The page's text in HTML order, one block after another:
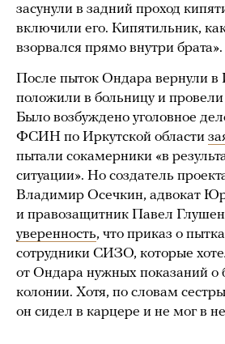
засунули в задний проход
включили его. Кипятильник,
взорвался прямо внутри брата».
После пыток Ондара вернули в
положили в больницу и
Было возбуждено уголовное
ФСИН по Иркутской области
пытали сокамерники «в
ситуации». Но создатель
Владимир Осечкин, адвокат
и правозащитник Павел
уверенность, что приказ о
сотрудники СИЗО, которые
от Ондара нужных показаний о
колонии. Хотя, по словам
он сидел в карцере и не мог в